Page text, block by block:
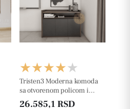
Tristen3 Moderna komoda
sa otvorenom policom i
klasicnim vratima
26.585,1 RSD